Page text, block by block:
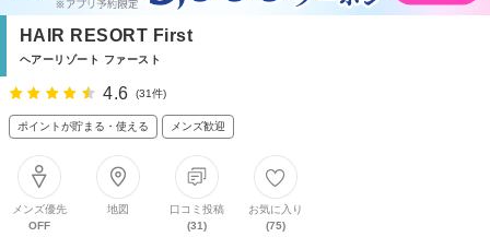
HAIR RESORT First
ヘアーリゾート ファースト
4.6 (31件)
ポイントが貯まる・使える メンズ歓迎
メンズ優先
OFF
地図
口コミ投稿
(31)
お気に入り
(75)